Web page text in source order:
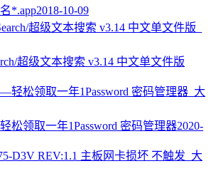
*.app2018-10-09
超级文本搜索 v3.14 中文单文件版
松领取一年1Password 密码管理器2020-